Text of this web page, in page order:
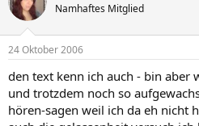
Namhaftes Mitglied
24 Oktober 2006
den text kenn ich auch - bin aber
und trotzdem noch so
hören-sagen weil ich da eh nicht